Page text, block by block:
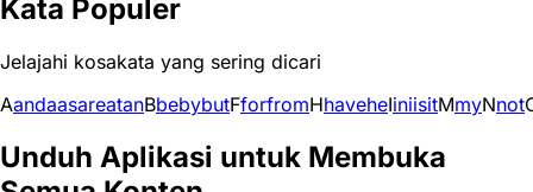
Kata Populer
Jelajahi kosakata yang sering dicari
AandaasareatanBbebybutFforfromHhaveheIiniisitMmyNnot
Unduh Aplikasi untuk Membuka